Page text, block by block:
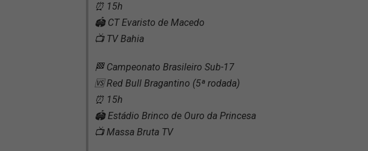
⏰ 15h
🏟️ CT Evaristo de Macedo
📺 TV Bahia
🏁 Campeonato Brasileiro Sub-17
🆚 Red Bull Bragantino (5ª rodada)
⏰ 15h
🏟️ Estádio Brinco de Ouro da Princesa
📺 Massa Bruta TV